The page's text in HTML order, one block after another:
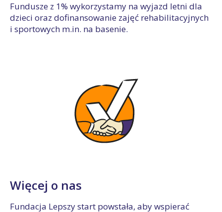
Fundusze z 1% wykorzystamy na wyjazd letni dla
dzieci oraz dofinansowanie zajęć rehabilitacyjnych
i sportowych m.in. na basenie.
Więcej o nas
Fundacja Lepszy start powstała, aby wspierać